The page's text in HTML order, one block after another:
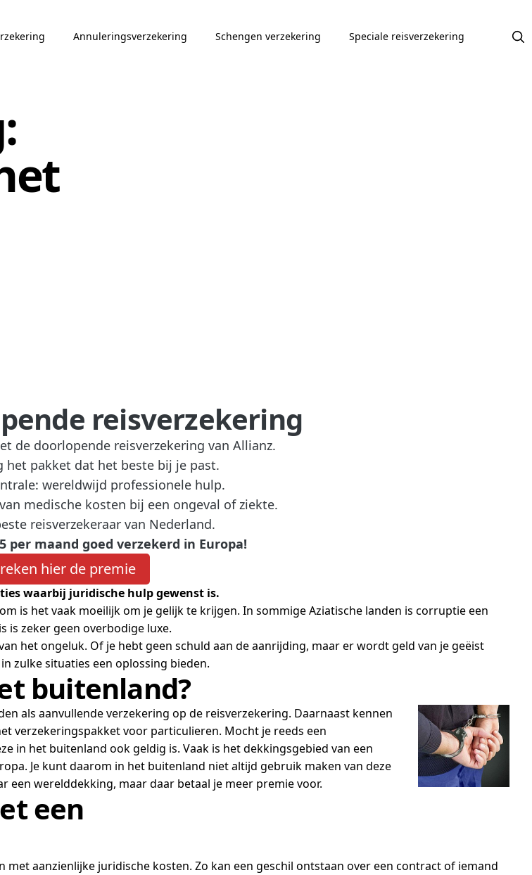
Annuleringsverzekering Schengen verzekering Speciale reisverzekering
reisverzekering
de doorlopende reisverzekering van Allianz.
het pakket dat het beste bij je past.
wereldwijd professionele hulp.
medische kosten bij een ongeval of ziekte.
reisverzekeraar van Nederland.
per maand goed verzekerd in Europa!
hier de premie
waarbij juridische hulp gewenst is.
is het vaak moeilijk om je gelijk te krijgen. In sommige Aziatische landen is corruptie een
is zeker geen overbodige luxe.
het ongeluk. Of je hebt geen schuld aan de aanrijding, maar er wordt geld van je geëist
zulke situaties een oplossing bieden.
buitenland?
als aanvullende verzekering op de reisverzekering. Daarnaast kennen
verzekeringspakket voor particulieren. Mocht je reeds een
in het buitenland ook geldig is. Vaak is het dekkingsgebied van een
Je kunt daarom in het buitenland niet altijd gebruik maken van deze
werelddekking, maar daar betaal je meer premie voor.
een
aanzienlijke juridische kosten. Zo kan een geschil ontstaan over een contract of iemand